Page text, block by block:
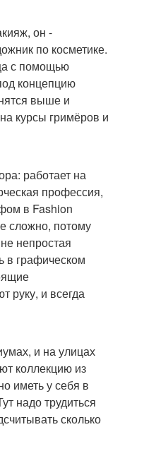
он -
по косметике.
с помощью
концепцию
выше и
курсы гримёров и
работает на
профессия,
в Fashion
сложно, потому
непростая
в графическом
руку, и всегда
и на улицах
коллекцию из
иметь у себя в
надо трудиться
сколько